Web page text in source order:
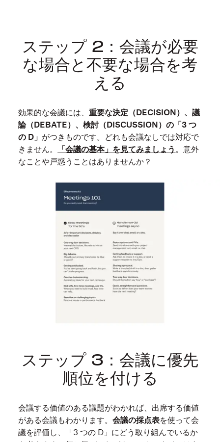
と
つ
で
す。
る
調
査
に
よ
れ
数
は
必
要
の
な
い
い
う
こ
で
す。
さ
ステップ 2：会議が必要
な場合と不要な場合を考
える
効果的な会議には、重要な決定（DECISION）、議
論（DEBATE）、検討（DISCUSSION）の「3 つ
の D」 がつきものです。どれも会議なしでは対応で
きません。
「会議の基本」を見てみましょう 。意外
なことや戸惑うことはありませんか？
ステップ 3：会議に優先
順位を付ける
会議する価値のある議題がわかれば、出席する価値
がある会議もわかります。会議の採点表を使って会
議を評価し、「3 つの D」にどう取り組んでいるか